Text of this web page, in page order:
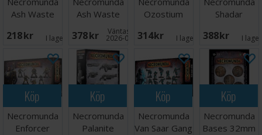
Ash Waste
Weapons
218 SEK I lager: 1
Ash Waste
Nomads
Ashwing
378 SEK Väntas in:
2026-08-27
Ozostium
314 SEK I lager: 1
Shadar
Spinewyrms
388 SEK I
Köp
Necromunda
Enforcer
Köp
Necromunda
Palanite
Köp
Necromunda
Van Saar Gang
Köp
Necromunda
Bases 32mm